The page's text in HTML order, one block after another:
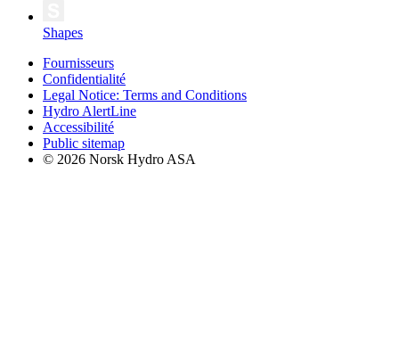
Shapes
Fournisseurs
Confidentialité
Legal Notice: Terms and Conditions
Hydro AlertLine
Accessibilité
Public sitemap
© 2026 Norsk Hydro ASA